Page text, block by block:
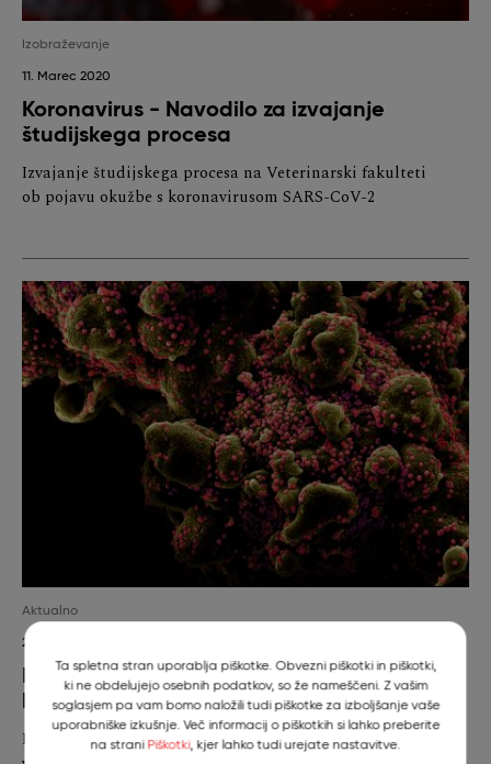
Izobraževanje
11. Marec 2020
Koronavirus - Navodilo za izvajanje
študijskega procesa
Izvajanje študijskega procesa na Veterinarski fakulteti
ob pojavu okužbe s koronavirusom SARS-CoV-2
Aktualno
2. Marec 2020
Koronavirus – priporočila lastnikom
ljubiteljskih vrst živali
Priporočila Veterinarske fakultete lastnikom ljubiteljskih
Ta spletna stran uporablja piškotke. Obvezni piškotki in piškotki,
ki ne obdelujejo osebnih podatkov, so že nameščeni. Z vašim
soglasjem pa vam bomo naložili tudi piškotke za izboljšanje vaše
uporabniške izkušnje. Več informacij o piškotkih si lahko preberite
na strani Piškotki, kjer lahko tudi urejate nastavitve.